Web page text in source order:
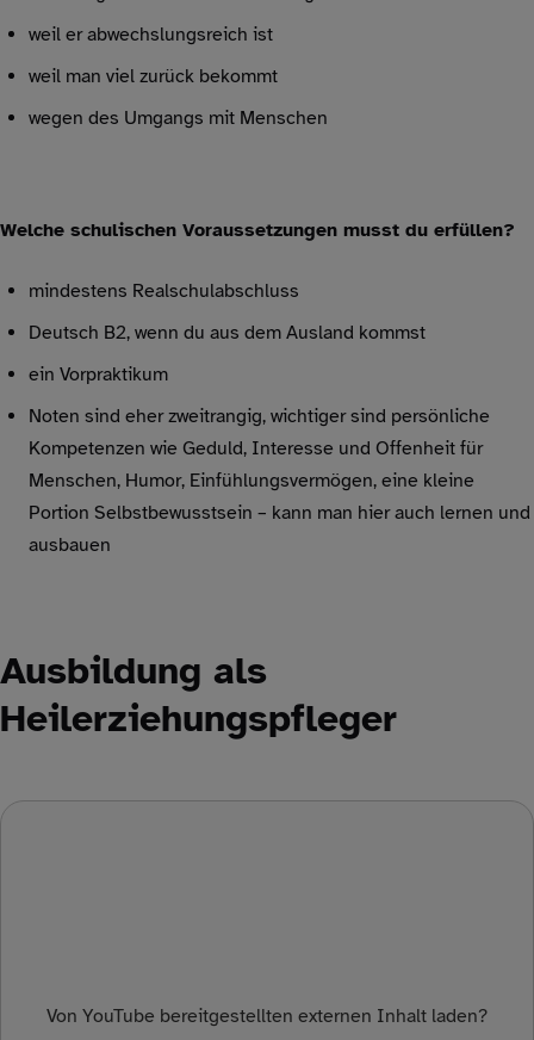
weil er abwechslungsreich ist
weil man viel zurück bekommt
wegen des Umgangs mit Menschen
Welche schulischen Voraussetzungen musst du erfüllen?
mindestens Realschulabschluss
Deutsch B2, wenn du aus dem Ausland kommst
ein Vorpraktikum
Noten sind eher zweitrangig, wichtiger sind persönliche
Kompetenzen wie Geduld, Interesse und Offenheit für
Menschen, Humor, Einfühlungsvermögen, eine kleine
Portion Selbstbewusstsein – kann man hier auch lernen und
ausbauen
Ausbildung als
Heilerziehungspfleger
Von YouTube bereitgestellten externen Inhalt laden?